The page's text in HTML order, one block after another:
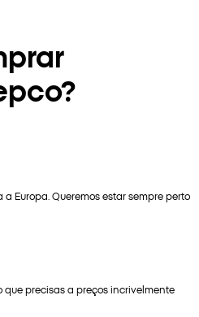
a Europa. Queremos estar sempre perto
que precisas a preços incrivelmente